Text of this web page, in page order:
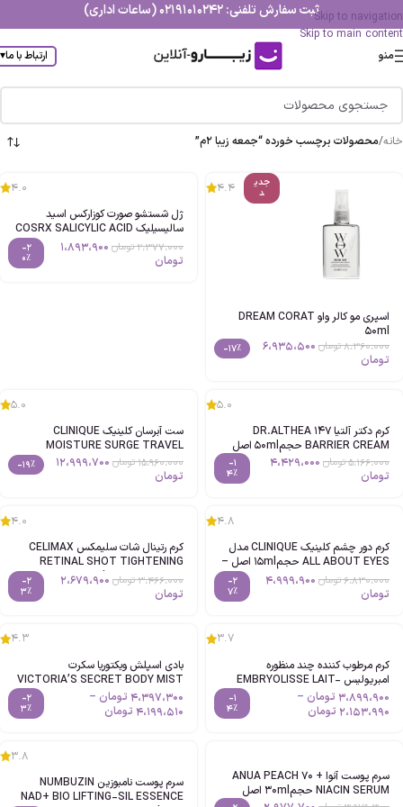
Skip to navigation
Skip to main content
ثبت سفارش تلفنی: 02191010242 (ساعات اداری)
منو ارتباط با ما▾
خانه/محصولات برچسب خورده “جمعه زیبا 2م”
جدی
د
4.4
اسپری مو کالر واو DREAM CORAT
50ml
8،360،000تومان 6،935،500
تومان
-17%
4.0
ژل شستشو صورت کوزارکس اسید
سالیسیلیک COSRX SALICYLIC ACID
DAILY GENTLE CLEANSER
حجم150ml اصل
2،377،000تومان 1،893،900
تومان
-2
0%
5.0
کرم دکتر آلتیا 147 DR.ALTHEA
BARRIER CREAM حجم50ml اصل
5،166،000تومان 4،429،000
تومان
-1
4%
5.0
ست آبرسان کلینیک CLINIQUE
MOISTURE SURGE TRAVEL
EXCLUSIVE اصل
15،960،000تومان 12،999،700
تومان
-19%
4.8
کرم دور چشم کلینیک CLINIQUE مدل
ALL ABOUT EYES حجم15ml اصل –
جدا-شده-از-پک
6،830،000تومان 4،999،900
تومان
-2
7%
4.0
کرم رتینال شات سلیمکس CELIMAX
RETINAL SHOT TIGHTENING
BOOSTER حجم15ml اصل
3،466،000تومان 2،679،900
تومان
-2
3%
3.7
کرم مرطوب کننده چند منظوره
امبریولیس EMBRYOLISSE LAIT-
CREME CONCENTRE اصل
3،899،900 تومان –
2،153،990 تومان
-1
4%
4.3
بادی اسپلش ویکتوریا سکرت
VICTORIA’S SECRET BODY MIST
حجم250ml اصل
4،397،300 تومان –
4،199،510 تومان
-2
3%
سرم پوست آنوا ANUA PEACH 70 +
NIACIN SERUM حجم30ml اصل
3.8
سرم پوست نامبوزین NUMBUZIN
NAD+ BIO LIFTING-SIL ESSENCE